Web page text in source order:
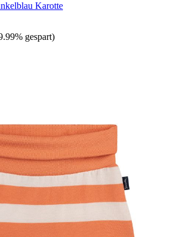
Karotte
gespart)